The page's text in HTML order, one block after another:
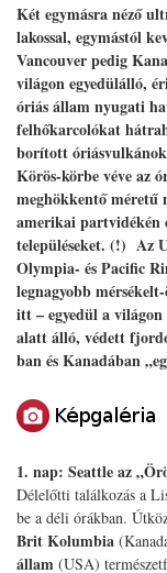
Két egymásra néző
lakossal, egymástól
Vancouver pedig
világon egyedülálló,
óriás állam nyugati
felhőkarcolókat
borított
Körös-körbe véve az
meghökkentő méretű
amerikai partvidékén
településeket. (!) Az
Olympia- és Pacific
legnagyobb
itt – egyedül a
alatt álló, védett
ban és Kanadában
1. nap: Seattle az
Délelőtti találkozás a
be a déli órákban.
Brit Kolumbia
állam (USA)